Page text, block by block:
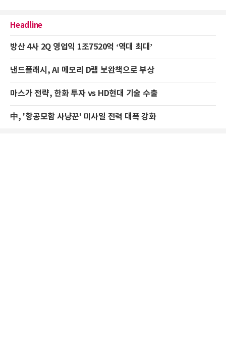
Headline
방산 4사 2Q 영업익 1조7520억 ‘역대 최대’
낸드플래시, AI 메모리 D램 보완책으로 부상
마스가 전략, 한화 투자 vs HD현대 기술 수출
中, '항공모함 사냥꾼' 미사일 전력 대폭 강화